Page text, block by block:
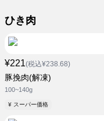
ひき肉
¥221(税込¥238.68)
豚挽肉(解凍)
100~140g
¥ スーパー価格